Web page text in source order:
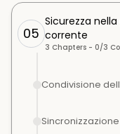
05
Sicurezza
corrente
3 Chapters - 0/3
Condivisione